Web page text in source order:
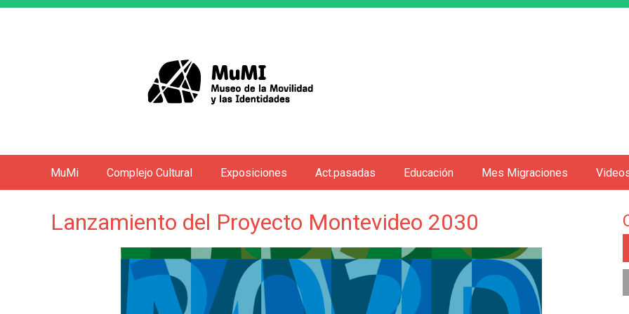
Lanzamiento del Proyecto Montevideo 2030
n
MuMi Complejo Cultural Exposiciones Act.pasadas Educación Mes Migraciones